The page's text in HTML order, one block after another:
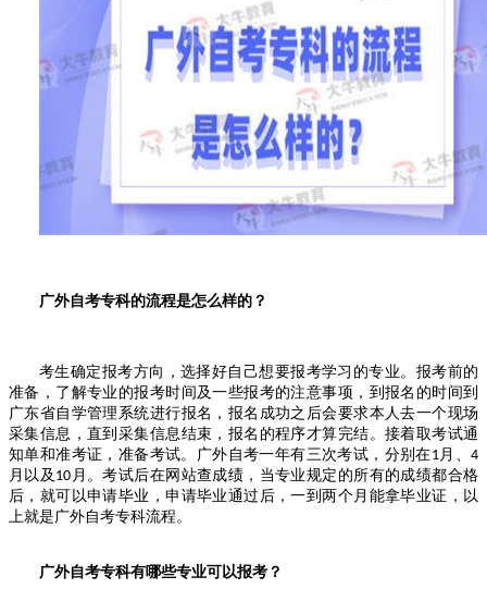
广外自考专科的流程是怎么样的？
考生确定报考方向，选择好自己想要报考学习的专业。报考前的
准备，了解专业的报考时间及一些报考的注意事项，到报名的时间到
广东省自学管理系统进行报名，报名成功之后会要求本人去一个现场
采集信息，直到采集信息结束，报名的程序才算完结。接着取考试通
知单和准考证，准备考试。广外自考一年有三次考试，分别在1月、4
月以及10月。考试后在网站查成绩，当专业规定的所有的成绩都合格
后，就可以申请毕业，申请毕业通过后，一到两个月能拿毕业证，以
上就是广外自考专科流程。
广外自考专科有哪些专业可以报考？